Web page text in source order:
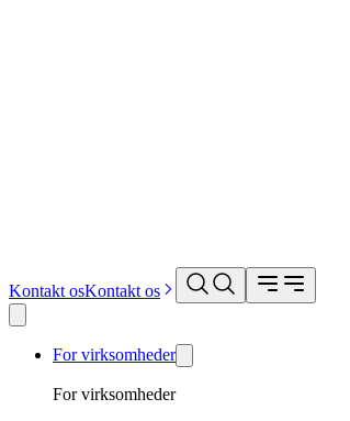
Kontakt osKontakt os
For virksomheder
For virksomheder